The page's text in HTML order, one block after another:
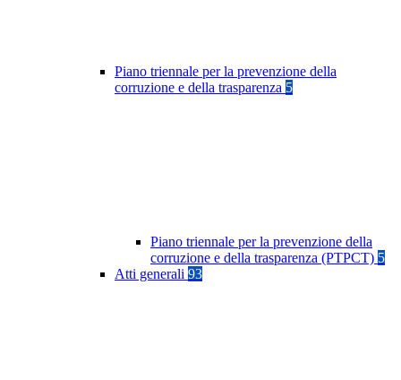
Piano triennale per la prevenzione della
corruzione e della trasparenza 5
Piano triennale per la prevenzione della
corruzione e della trasparenza (PTPCT) 5
Atti generali 93